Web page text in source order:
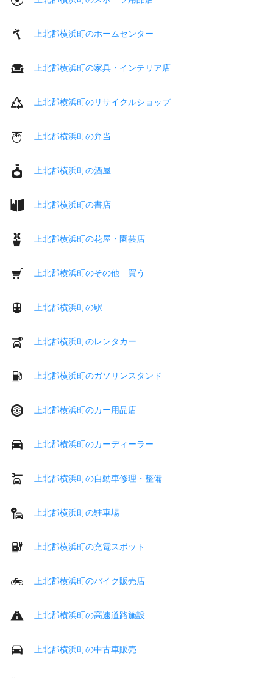
上北郡横浜町のホームセンター
上北郡横浜町の家具・インテリア店
上北郡横浜町のリサイクルショップ
上北郡横浜町の弁当
上北郡横浜町の酒屋
上北郡横浜町の書店
上北郡横浜町の花屋・園芸店
上北郡横浜町のその他 買う
上北郡横浜町の駅
上北郡横浜町のレンタカー
上北郡横浜町のガソリンスタンド
上北郡横浜町のカー用品店
上北郡横浜町のカーディーラー
上北郡横浜町の自動車修理・整備
上北郡横浜町の駐車場
上北郡横浜町の充電スポット
上北郡横浜町のバイク販売店
上北郡横浜町の高速道路施設
上北郡横浜町の中古車販売